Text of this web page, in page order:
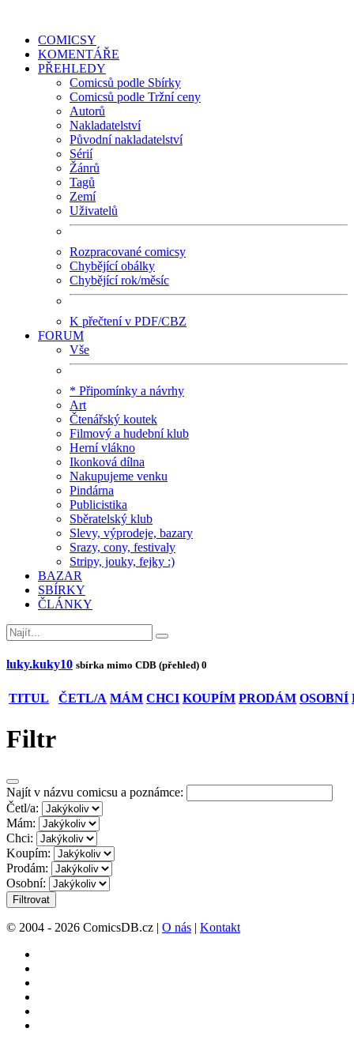
COMICSY
KOMENTÁŘE
PŘEHLEDY
Comicsů podle Sbírky
Comicsů podle Tržní ceny
Autorů
Nakladatelství
Původní nakladatelství
Sérií
Žánrů
Tagů
Zemí
Uživatelů
Rozpracované comicsy
Chybějící obálky
Chybějící rok/měsíc
K přečtení v PDF/CBZ
FORUM
Vše
* Připomínky a návrhy
Art
Čtenářský koutek
Filmový a hudební klub
Herní vlákno
Ikonková dílna
Nakupujeme venku
Pindárna
Publicistika
Sběratelský klub
Slevy, výprodeje, bazary
Srazy, cony, festivaly
Stripy, jouky, fejky :)
BAZAR
SBÍRKY
ČLÁNKY
luky.kuky10 sbírka mimo CDB (přehled) 0
TITUL ČETL/A MÁM CHCI KOUPÍM PRODÁM OSOBNÍ
Filtr
Najít v názvu comicsu a poznámce:
Četl/a:
Mám:
Chci:
Koupím:
Prodám:
Osobní:
Filtrovat
© 2004 - 2026 ComicsDB.cz | O nás | Kontakt